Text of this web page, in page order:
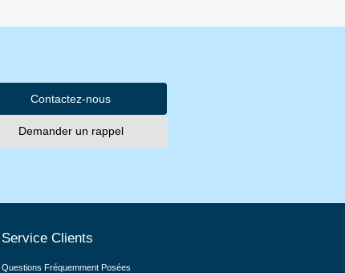
Contactez-nous
Demander un rappel
Service Clients
Questions Fréquemment Posées